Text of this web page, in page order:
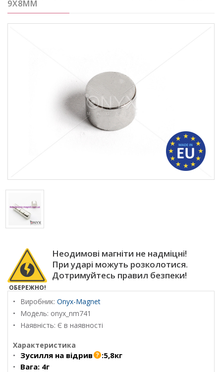
9Х8ММ
ОБЕРЕЖНО!
Неодимові магніти не надміцні!
При ударі можуть розколотися.
Дотримуйтесь правил безпеки!
Виробник: Onyx-Magnet
Модель: onyx_nm741
Наявність: Є в наявності
Характеристика
Зусилля на відрив :5,8кг
Вага: 4г